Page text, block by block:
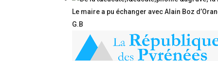
Le maire a pu échanger avec Alain Boz
G.B